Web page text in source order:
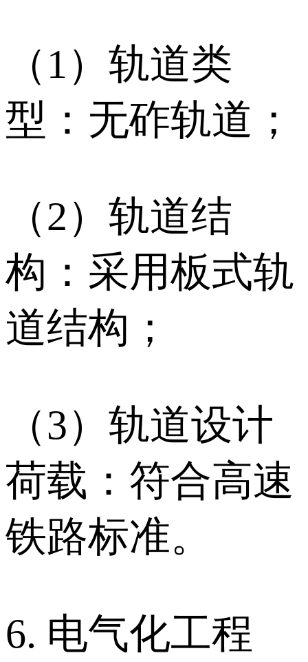
（1）轨道类
型：无砟轨道；
（2）轨道结
构：采用板式轨
道结构；
（3）轨道设计
荷载：符合高速
铁路标准。
6. 电气化工程